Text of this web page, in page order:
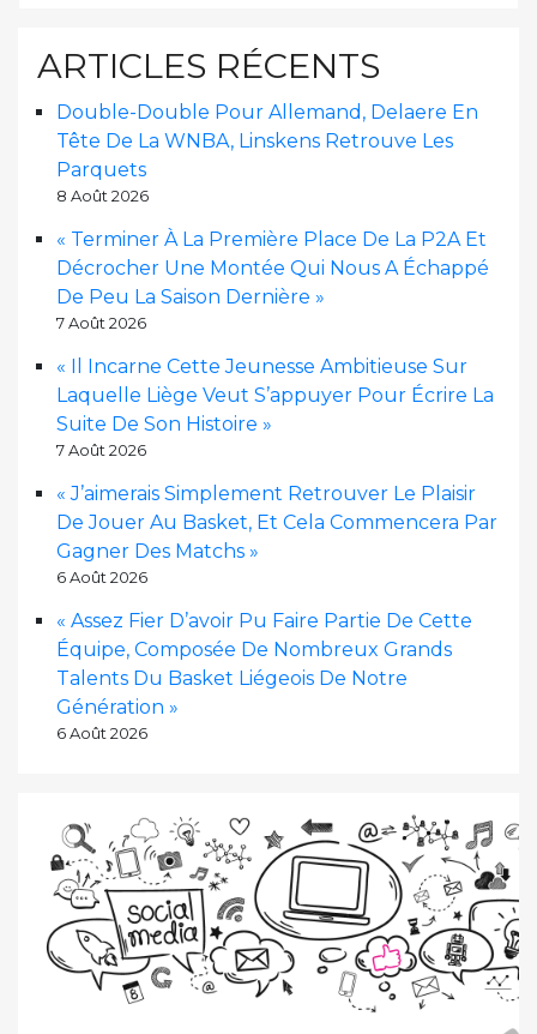
ARTICLES RÉCENTS
Double-Double Pour Allemand, Delaere En
Tête De La WNBA, Linskens Retrouve Les
Parquets
8 Août 2026
« Terminer À La Première Place De La P2A Et
Décrocher Une Montée Qui Nous A Échappé
De Peu La Saison Dernière »
7 Août 2026
« Il Incarne Cette Jeunesse Ambitieuse Sur
Laquelle Liège Veut S’appuyer Pour Écrire La
Suite De Son Histoire »
7 Août 2026
« J’aimerais Simplement Retrouver Le Plaisir
De Jouer Au Basket, Et Cela Commencera Par
Gagner Des Matchs »
6 Août 2026
« Assez Fier D’avoir Pu Faire Partie De Cette
Équipe, Composée De Nombreux Grands
Talents Du Basket Liégeois De Notre
Génération »
6 Août 2026